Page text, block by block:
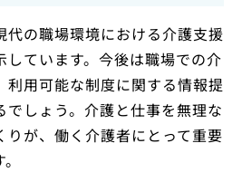
代の職場環境における介護支援
しています。今後は職場での介
利用可能な制度に関する情報提
しょう。介護と仕事を無理な
りが、働く介護者にとって重要